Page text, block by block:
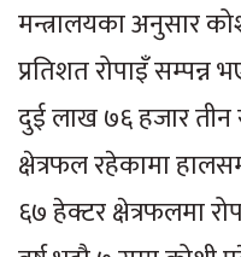
मन्त्रालयका अनुसार
प्रतिशत रोपाइँ सम्पन्न
दुई लाख ७६ हजार तीन
क्षेत्रफल रहेकामा
६७ हेक्टर क्षेत्रफलमा